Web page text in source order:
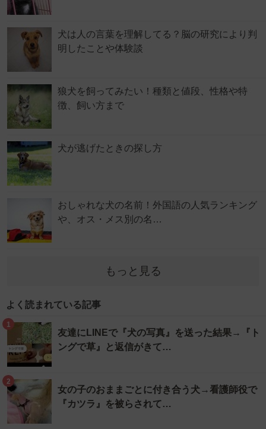
犬は人の言葉を理解してる？脳の研究により判
明したことや体験談
狼犬を飼ってみたい！種類と値段、性格や特
徴、飼い方まで
犬が逃げたときの探し方
おしゃれな犬の名前！外国語の人気ランキング
や、オス・メス別の名…
もっと見る
よく読まれている記事
1
友達にLINEで『犬の写真』を送った結果→『ト
ングで草』と返信がきて…
2
女の子のおままごとに付き合う犬→看護師役で
『カツラ』を被らされて…